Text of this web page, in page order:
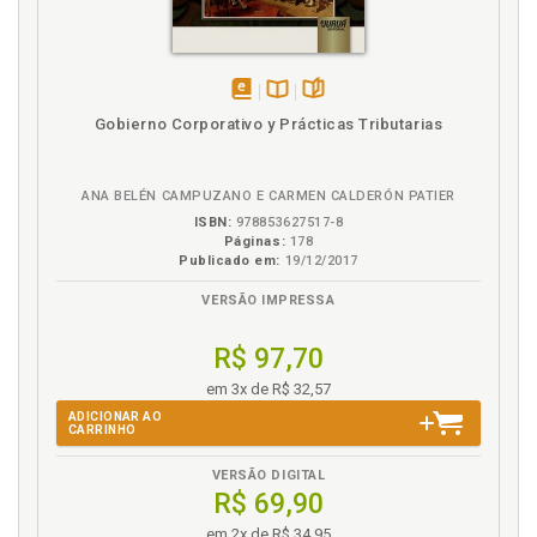
fundamentais de personalidade, p. 81
Distinção entre normas, regras e princípios, p. 82
homóloga e heteróloga, p. 60
homóloga e heteróloga, p. 60
Identidade pessoal e genética. Aplicação do princípio
da ponderação para resolução do conflito existente
entre os direitos à identidade pessoal e genética e o
direito ao anonimato do doador na procriação
disponívelDisponível
na
páginas
Gobierno Corporativo y Prácticas Tributarias
ANA BELÉN CAMPUZANO E CARMEN CALDERÓN PATIER
ISBN: 978853627517-8
Páginas: 178
Publicado em: 19/12/2017
VERSÃO IMPRESSA
R$ 97,70
em 3x de R$ 32,57
ADICIONAR AO
CARRINHO
VERSÃO DIGITAL
R$ 69,90